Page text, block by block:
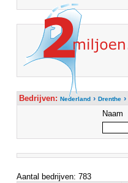
Bedrijven: Nederland› Drenthe›
Naam
Aantal bedrijven: 783